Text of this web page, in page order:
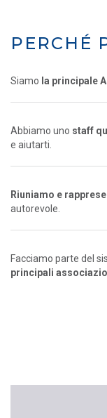
PERCHÉ
Siamo la principale
Abbiamo uno staff
e aiutarti.
Riuniamo e
autorevole.
Facciamo parte del
principali